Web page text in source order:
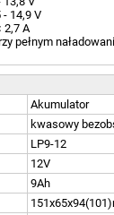
- 14,9 V
2,7 A
pełnym
Akumulator
kwasowy
LP9-12
12V
9Ah